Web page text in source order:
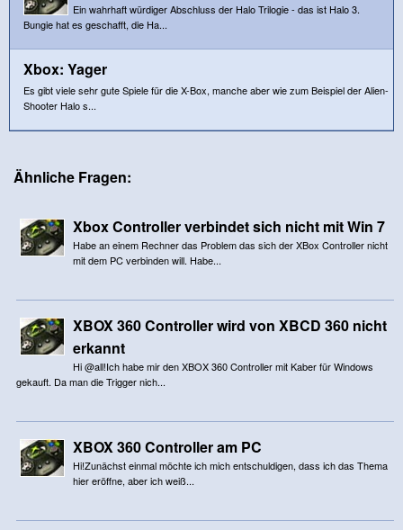
Ein wahrhaft würdiger Abschluss der Halo Trilogie - das ist Halo 3.
Bungie hat es geschafft, die Ha...
Xbox: Yager
Es gibt viele sehr gute Spiele für die X-Box, manche aber wie zum Beispiel der Alien-
Shooter Halo s...
Ähnliche Fragen:
Xbox Controller verbindet sich nicht mit Win 7
Habe an einem Rechner das Problem das sich der XBox Controller nicht
mit dem PC verbinden will. Habe...
XBOX 360 Controller wird von XBCD 360 nicht
erkannt
Hi @all!Ich habe mir den XBOX 360 Controller mit Kaber für Windows
gekauft. Da man die Trigger nich...
XBOX 360 Controller am PC
Hi!Zunächst einmal möchte ich mich entschuldigen, dass ich das Thema
hier eröffne, aber ich weiß...